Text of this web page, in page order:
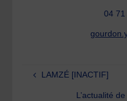
04 71
LAMZÉ [INACTIF]
L’actualité